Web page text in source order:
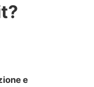
e